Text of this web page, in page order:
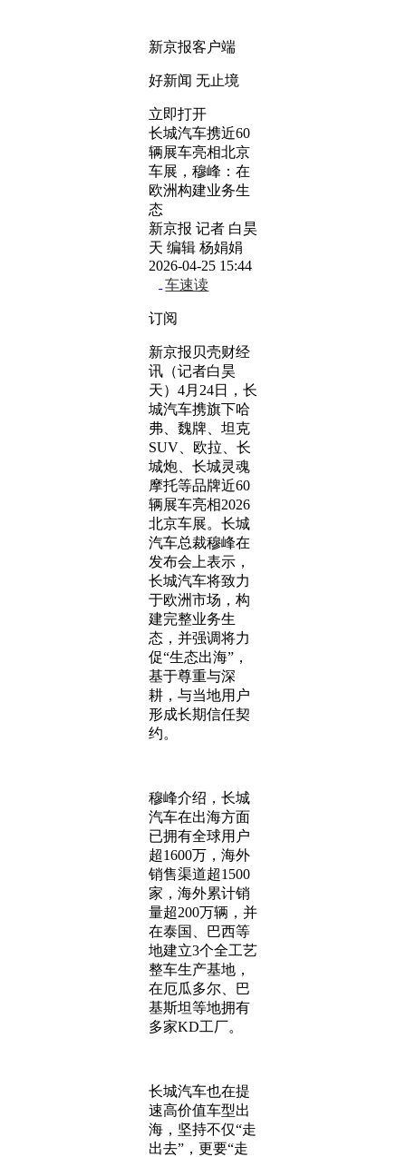
新京报客户端
好新闻 无止境
立即打开
长城汽车携近60
辆展车亮相北京
车展，穆峰：在
欧洲构建业务生
态
新京报 记者 白昊
天 编辑 杨娟娟
2026-04-25 15:44
车速读
订阅
新京报贝壳财经
讯（记者白昊
天）4月24日，长
城汽车携旗下哈
弗、魏牌、坦克
SUV、欧拉、长
城炮、长城灵魂
摩托等品牌近60
辆展车亮相2026
北京车展。长城
汽车总裁穆峰在
发布会上表示，
长城汽车将致力
于欧洲市场，构
建完整业务生
态，并强调将力
促“生态出海”，
基于尊重与深
耕，与当地用户
形成长期信任契
约。
穆峰介绍，长城
汽车在出海方面
已拥有全球用户
超1600万，海外
销售渠道超1500
家，海外累计销
量超200万辆，并
在泰国、巴西等
地建立3个全工艺
整车生产基地，
在厄瓜多尔、巴
基斯坦等地拥有
多家KD工厂。
长城汽车也在提
速高价值车型出
海，坚持不仅“走
出去”，更要“走